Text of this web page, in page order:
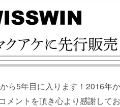
ら5年目に入ります！2016年
メントを頂き心より感謝して